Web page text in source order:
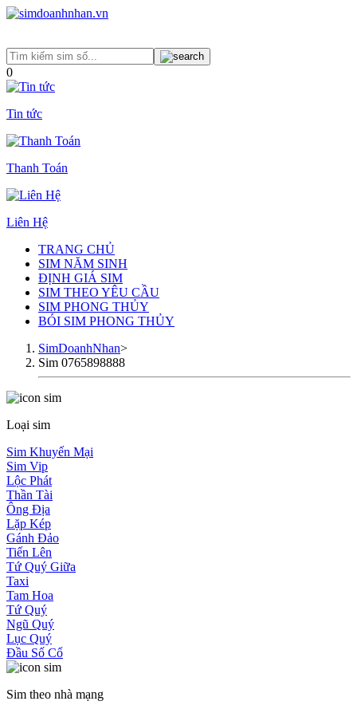
0
Tin tức
Thanh Toán
Liên Hệ
TRANG CHỦ
SIM NĂM SINH
ĐỊNH GIÁ SIM
SIM THEO YÊU CẦU
SIM PHONG THỦY
BÓI SIM PHONG THỦY
SimDoanhNhan>
Sim 0765898888
Loại sim
Sim Khuyến Mại
Sim Vip
Lộc Phát
Thần Tài
Ông Địa
Lặp Kép
Gánh Đảo
Tiến Lên
Tứ Quý Giữa
Taxi
Tam Hoa
Tứ Quý
Ngũ Quý
Lục Quý
Đầu Số Cổ
Sim theo nhà mạng